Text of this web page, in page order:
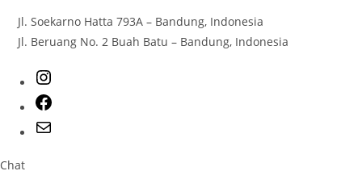
Jl. Soekarno Hatta 793A – Bandung, Indonesia
Jl. Beruang No. 2 Buah Batu – Bandung, Indonesia
Chat